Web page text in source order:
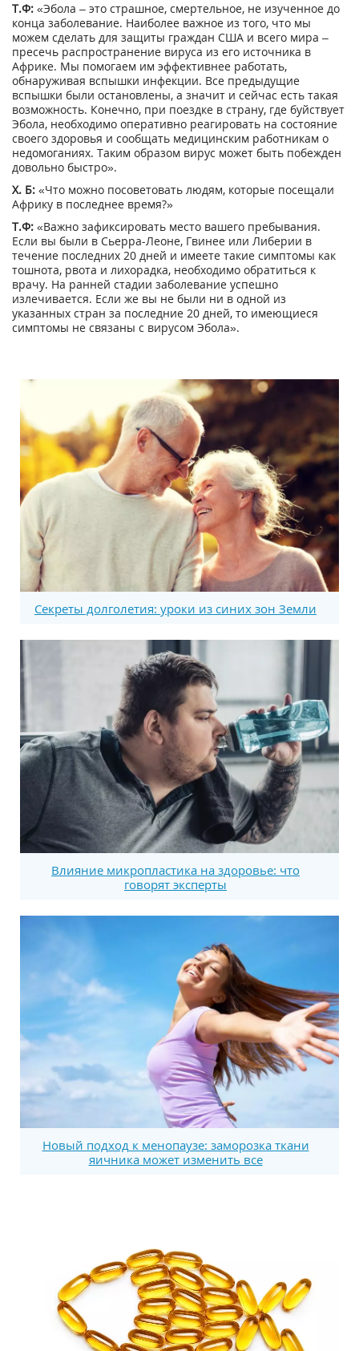
Т.Ф: «Эбола – это страшное, смертельное, не изученное до
конца заболевание. Наиболее важное из того, что мы
можем сделать для защиты граждан США и всего мира –
пресечь распространение вируса из его источника в
Африке. Мы помогаем им эффективнее работать,
обнаруживая вспышки инфекции. Все предыдущие
вспышки были остановлены, а значит и сейчас есть такая
возможность. Конечно, при поездке в страну, где буйствует
Эбола, необходимо оперативно реагировать на состояние
своего здоровья и сообщать медицинским работникам о
недомоганиях. Таким образом вирус может быть побежден
довольно быстро».
Х. Б: «Что можно посоветовать людям, которые посещали
Африку в последнее время?»
Т.Ф: «Важно зафиксировать место вашего пребывания.
Если вы были в Сьерра-Леоне, Гвинее или Либерии в
течение последних 20 дней и имеете такие симптомы как
тошнота, рвота и лихорадка, необходимо обратиться к
врачу. На ранней стадии заболевание успешно
излечивается. Если же вы не были ни в одной из
указанных стран за последние 20 дней, то имеющиеся
симптомы не связаны с вирусом Эбола».
Секреты долголетия: уроки из синих зон Земли
Влияние микропластика на здоровье: что
говорят эксперты
Новый подход к менопаузе: заморозка ткани
яичника может изменить все